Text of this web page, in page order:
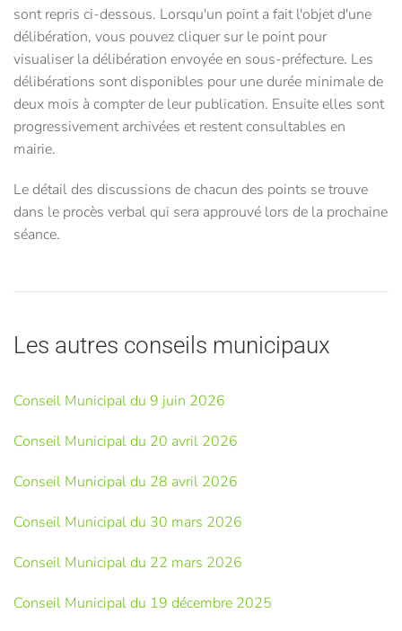
sont repris ci-dessous. Lorsqu'un point a fait l'objet d'une
délibération, vous pouvez cliquer sur le point pour
visualiser la délibération envoyée en sous-préfecture. Les
délibérations sont disponibles pour une durée minimale de
deux mois à compter de leur publication. Ensuite elles sont
progressivement archivées et restent consultables en
mairie.
Le détail des discussions de chacun des points se trouve
dans le procès verbal qui sera approuvé lors de la prochaine
séance.
Les autres conseils municipaux
Conseil Municipal du 9 juin 2026
Conseil Municipal du 20 avril 2026
Conseil Municipal du 28 avril 2026
Conseil Municipal du 30 mars 2026
Conseil Municipal du 22 mars 2026
Conseil Municipal du 19 décembre 2025